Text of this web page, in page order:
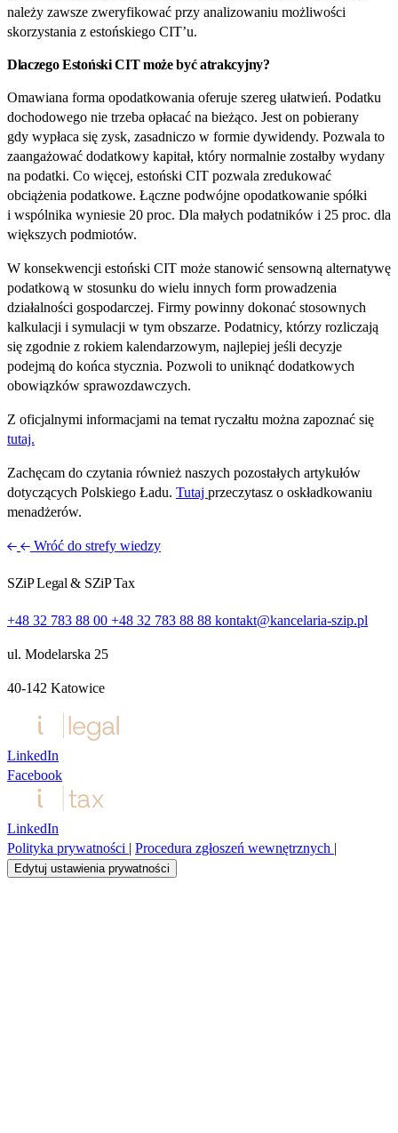
należy zawsze zweryfikować przy analizowaniu możliwości
skorzystania z estońskiego CIT’u.
Dlaczego Estoński CIT może być atrakcyjny?
Omawiana forma opodatkowania oferuje szereg ułatwień. Podatku
dochodowego nie trzeba opłacać na bieżąco. Jest on pobierany
gdy wypłaca się zysk, zasadniczo w formie dywidendy. Pozwala to
zaangażować dodatkowy kapitał, który normalnie zostałby wydany
na podatki. Co więcej, estoński CIT pozwala zredukować
obciążenia podatkowe. Łączne podwójne opodatkowanie spółki
i wspólnika wyniesie 20 proc. Dla małych podatników i 25 proc. dla
większych podmiotów.
W konsekwencji estoński CIT może stanowić sensowną alternatywę
podatkową w stosunku do wielu innych form prowadzenia
działalności gospodarczej. Firmy powinny dokonać stosownych
kalkulacji i symulacji w tym obszarze. Podatnicy, którzy rozliczają
się zgodnie z rokiem kalendarzowym, najlepiej jeśli decyzje
podejmą do końca stycznia. Pozwoli to uniknąć dodatkowych
obowiązków sprawozdawczych.
Z oficjalnymi informacjami na temat ryczałtu można zapoznać się
tutaj.
Zachęcam do czytania również naszych pozostałych artykułów
dotyczących Polskiego Ładu. Tutaj przeczytasz o oskładkowaniu
menadżerów.
Wróć do strefy wiedzy
SZiP Legal & SZiP Tax
+48 32 783 88 00 +48 32 783 88 88 kontakt@kancelaria-szip.pl
ul. Modelarska 25
40‑142 Katowice
LinkedIn
Facebook
LinkedIn
Polityka prywatności | Procedura zgłoszeń wewnętrznych |
Edytuj ustawienia prywatności